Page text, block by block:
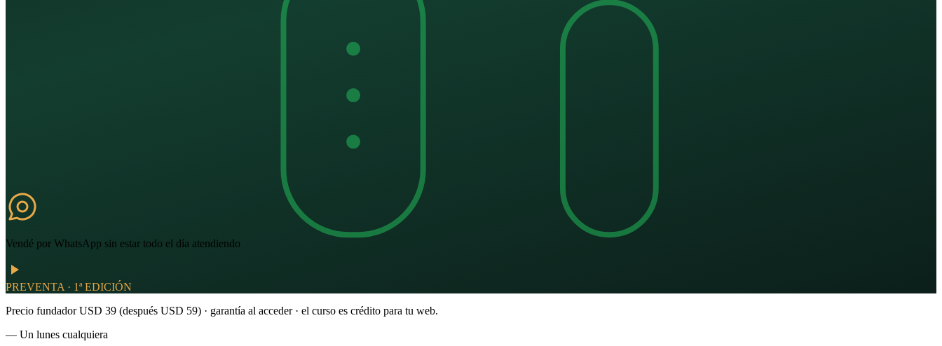
Vendé por WhatsApp sin estar todo el día atendiendo
PREVENTA · 1ª EDICIÓN
Precio fundador USD 39 (después USD 59) · garantía al acceder · el curso es crédito para tu web.
— Un lunes cualquiera